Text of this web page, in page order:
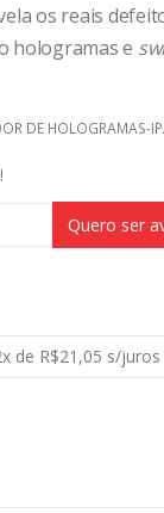
os reais
hologramas e
DE HOLOGRAMAS-
de R$21,05 s/juros